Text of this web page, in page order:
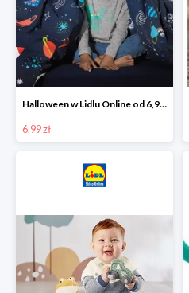
Halloween w Lidlu Online od 6,99 zł
6.99 zł